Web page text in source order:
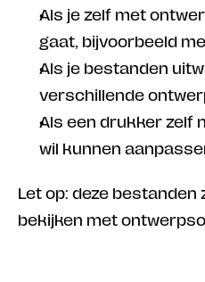
Als je zelf met
gaat, bijvoorbeeld
Als je bestanden
verschillende
Als een drukker zelf
wil kunnen
Let op: deze bestanden
bekijken met